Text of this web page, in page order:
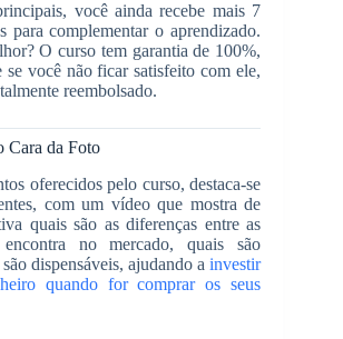
você ainda recebe mais 7
para complementar o aprendizado.
O curso tem garantia de 100%,
você não ficar satisfeito com ele,
reembolsado.
Cara da Foto
oferecidos pelo curso, destaca-se
com um vídeo que mostra de
quais são as diferenças entre as
no mercado, quais são
são dispensáveis, ajudando ainvestir
quando for comprar os seus